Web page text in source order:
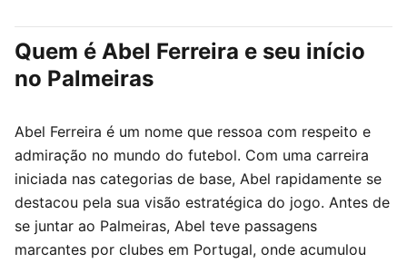
Quem é Abel Ferreira e seu início
no Palmeiras
Abel Ferreira é um nome que ressoa com respeito e
admiração no mundo do futebol. Com uma carreira
iniciada nas categorias de base, Abel rapidamente se
destacou pela sua visão estratégica do jogo. Antes de
se juntar ao Palmeiras, Abel teve passagens
marcantes por clubes em Portugal, onde acumulou